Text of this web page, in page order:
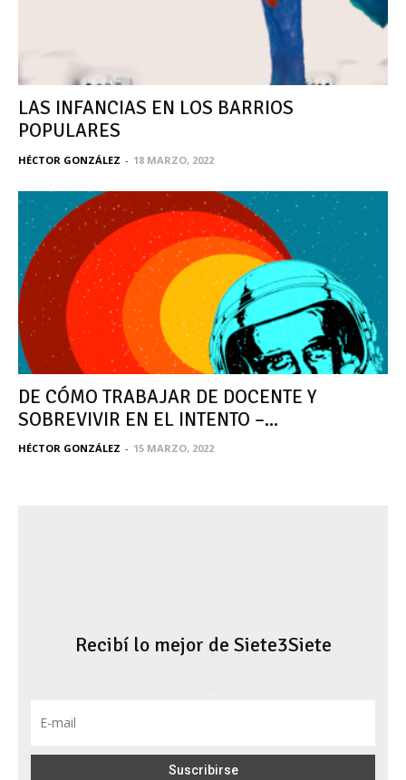
LAS INFANCIAS EN LOS BARRIOS
POPULARES
HÉCTOR GONZÁLEZ - 18 MARZO, 2022
DE CÓMO TRABAJAR DE DOCENTE Y
SOBREVIVIR EN EL INTENTO –...
HÉCTOR GONZÁLEZ - 15 MARZO, 2022
Recibí lo mejor de Siete3Siete